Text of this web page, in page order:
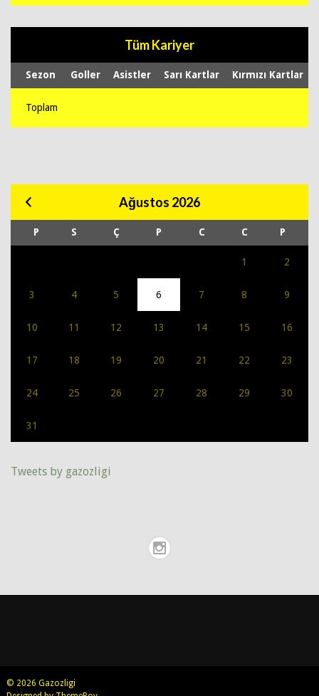
Tüm Kariyer
Sezon Goller Asistler Sarı Kartlar Kırmızı Kartlar
Toplam
Ağustos 2026
P S Ç P C C P
1 2
3 4 5 6 7 8 9
10 11 12 13 14 15 16
17 18 19 20 21 22 23
24 25 26 27 28 29 30
31
Tweets by gazozligi
© 2026 Gazozligi